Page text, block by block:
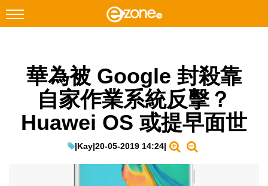
Facebook Instagram
科技焦點
網絡生活
華為被 Google 封殺靠
自家作業系統反擊？
Huawei OS 或提早面世
|Kay|20-05-2019 14:24|